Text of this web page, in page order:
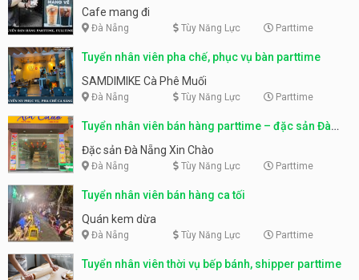
Cafe mang đi
Đà Nẵng Tùy Năng Lực Parttime
Tuyển nhân viên pha chế, phục vụ bàn parttime
SAMDIMIKE Cà Phê Muối
Đà Nẵng Tùy Năng Lực Parttime
Tuyển nhân viên bán hàng parttime – đặc sản Đà
Nẵng
Đặc sản Đà Nẵng Xin Chào
Đà Nẵng Tùy Năng Lực Parttime
Tuyển nhân viên bán hàng ca tối
Quán kem dừa
Đà Nẵng Tùy Năng Lực Parttime
Tuyển nhân viên thời vụ bếp bánh, shipper parttime